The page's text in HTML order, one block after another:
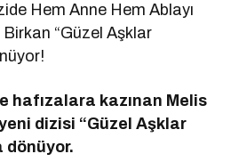
Hem Anne Hem Ablayı
“Güzel Aşklar
hafızalara kazınan Melis
dizisi “Güzel Aşklar
dönüyor.